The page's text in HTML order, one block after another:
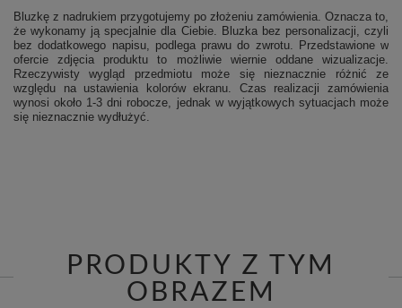
Bluzkę z nadrukiem przygotujemy po złożeniu zamówienia. Oznacza to,
że wykonamy ją specjalnie dla Ciebie. Bluzka bez personalizacji, czyli
bez dodatkowego napisu, podlega prawu do zwrotu. Przedstawione w
ofercie zdjęcia produktu to możliwie wiernie oddane wizualizacje.
Rzeczywisty wygląd przedmiotu może się nieznacznie różnić ze
względu na ustawienia kolorów ekranu. Czas realizacji zamówienia
wynosi około 1-3 dni robocze, jednak w wyjątkowych sytuacjach może
się nieznacznie wydłużyć.
PRODUKTY Z TYM
OBRAZEM